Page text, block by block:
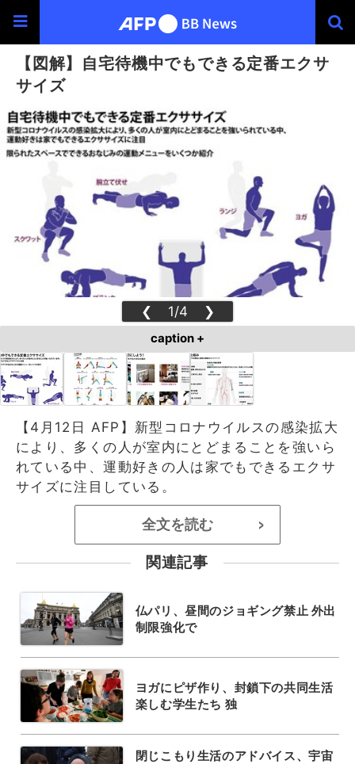
【図解】自宅待機中でもできる定番エクサ
サイズ
❮ 1/4 ❯
caption +
【4月12日 AFP】新型コロナウイルスの感染拡大
により、多くの人が室内にとどまることを強いら
れている中、運動好きの人は家でもできるエクサ
サイズに注目している。
全文を読む >
関連記事
仏パリ、昼間のジョギング禁止 外出
制限強化で
ヨガにピザ作り、封鎖下の共同生活
楽しむ学生たち 独
閉じこもり生活のアドバイス、宇宙